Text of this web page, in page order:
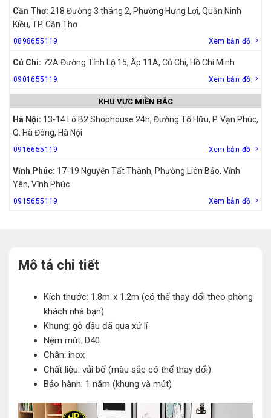
Cần Thơ: 218 Đường 3 tháng 2, Phường Hưng Lợi, Quận Ninh
Kiều, TP. Cần Thơ
0898655119 Xem bản đồ
Củ Chi: 72A Đường Tỉnh Lộ 15, Ấp 11A, Củ Chi, Hồ Chí Minh
0901655119 Xem bản đồ
KHU VỰC MIỀN BẮC
Hà Nội: 13-14 Lô B2 Shophouse 24h, Đường Tố Hữu, P. Vạn Phúc,
Q. Hà Đông, Hà Nội
0916655119 Xem bản đồ
Vĩnh Phúc: 17-19 Nguyễn Tất Thành, Phường Liên Bảo, Vĩnh
Yên, Vĩnh Phúc
0915655119 Xem bản đồ
Mô tả chi tiết
Kích thước: 1.8m x 1.2m (có thể thay đổi theo phòng
khách nhà bạn)
Khung: gỗ dầu đã qua xử lí
Nệm mút: D40
Chân: inox
Chất liệu: vải bố (màu sắc có thể thay đổi)
Bảo hành: 1 năm (khung và mút)